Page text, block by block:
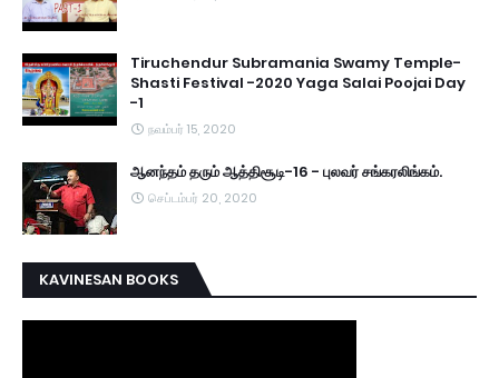
Tiruchendur Subramania Swamy Temple-
Shasti Festival -2020 Yaga Salai Poojai Day
-1
நவம்பர் 15, 2020
ஆனந்தம் தரும் ஆத்திசூடி-16 - புலவர் சங்கரலிங்கம்.
செப்டம்பர் 20, 2020
KAVINESAN BOOKS